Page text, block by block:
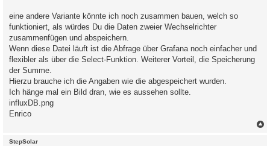
eine andere Variante könnte ich noch zusammen bauen, welch so
funktioniert, als würdes Du die Daten zweier Wechselrichter
zusammenfügen und abspeichern.
Wenn diese Datei läuft ist die Abfrage über Grafana noch einfacher und
flexibler als über die Select-Funktion. Weiterer Vorteil, die Speicherung
der Summe.
Hierzu brauche ich die Angaben wie die abgespeichert wurden.
Ich hänge mal ein Bild dran, wie es aussehen sollte.
influxDB.png
Enrico
StepSolar